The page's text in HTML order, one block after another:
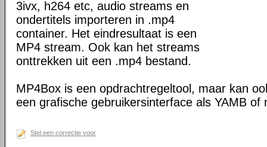
3ivx, h264 etc, audio streams en
ondertitels importeren in .mp4
container. Het eindresultaat is een
MP4 stream. Ook kan het streams
onttrekken uit een .mp4 bestand.
MP4Box is een opdrachtregeltool, maar kan
een grafische gebruikersinterface als YAMB of
Stel een correctie voor